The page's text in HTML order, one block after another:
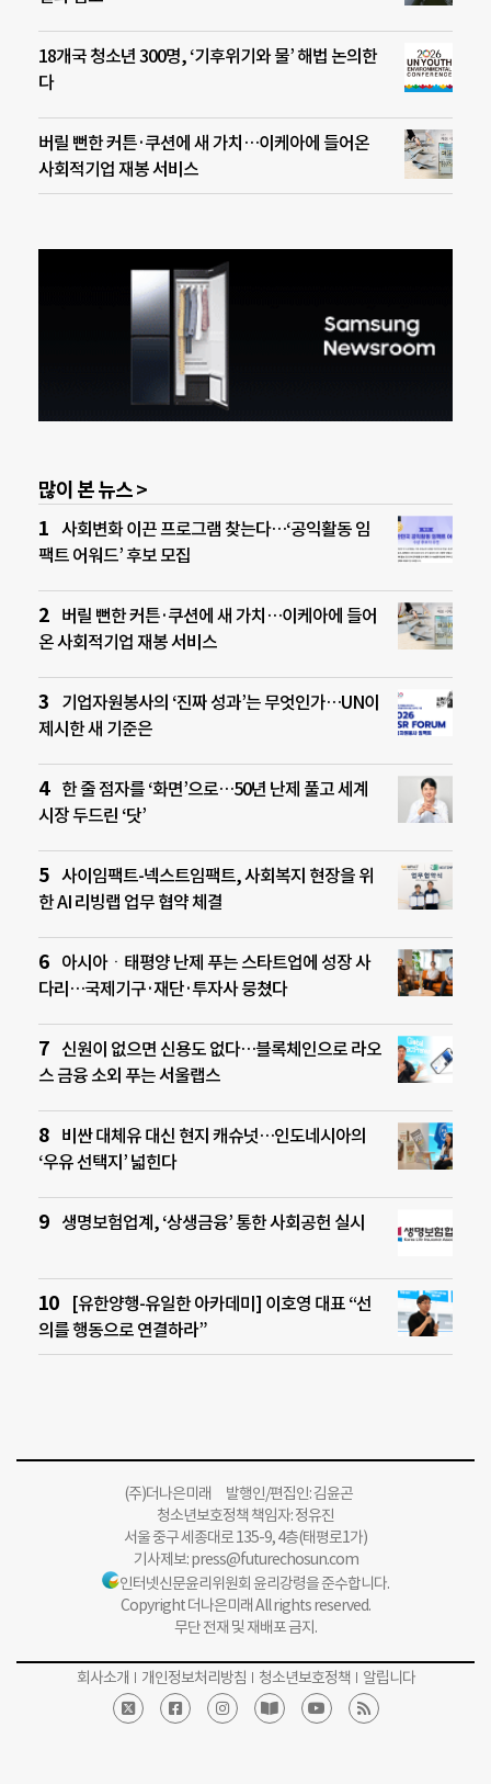
18개국 청소년 300명, ‘기후위기와 물’ 해법 논의한
다
버릴 뻔한 커튼·쿠션에 새 가치…이케아에 들어온
사회적기업 재봉 서비스
많이 본 뉴스 >
사회변화 이끈 프로그램 찾는다…‘공익활동 임
팩트 어워드’ 후보 모집
버릴 뻔한 커튼·쿠션에 새 가치…이케아에 들어
온 사회적기업 재봉 서비스
기업자원봉사의 ‘진짜 성과’는 무엇인가…UN이
제시한 새 기준은
한 줄 점자를 ‘화면’으로…50년 난제 풀고 세계
시장 두드린 ‘닷’
사이임팩트-넥스트임팩트, 사회복지 현장을 위
한 AI 리빙랩 업무 협약 체결
아시아ㆍ태평양 난제 푸는 스타트업에 성장 사
다리…국제기구·재단·투자사 뭉쳤다
신원이 없으면 신용도 없다…블록체인으로 라오
스 금융 소외 푸는 서울랩스
비싼 대체유 대신 현지 캐슈넛…인도네시아의
‘우유 선택지’ 넓힌다
생명보험업계, ‘상생금융’ 통한 사회공헌 실시
[유한양행-유일한 아카데미] 이호영 대표 “선
의를 행동으로 연결하라”
(주)더나은미래 발행인/편집인: 김윤곤
청소년보호정책 책임자: 정유진
서울 중구 세종대로 135-9, 4층(태평로1가)
기사제보:press@futurechosun.com
인터넷신문윤리위원회 윤리강령을 준수합니다.
Copyright 더나은미래 All rights reserved.
무단 전재 및 재배포 금지.
회사소개 개인정보처리방침 청소년보호정책 알립니다